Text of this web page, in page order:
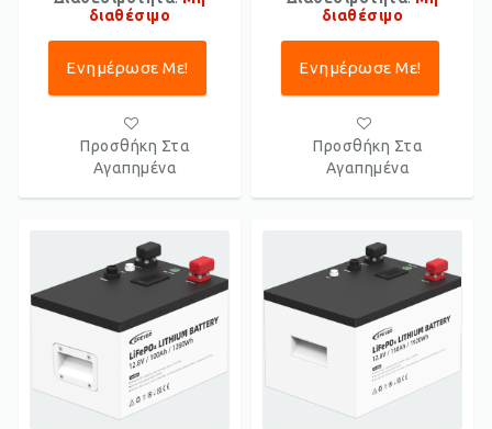
διαθέσιμο
Ενημέρωσε Με!
Προσθήκη Στα
Αγαπημένα
διαθέσιμο
Ενημέρωσε Με!
Προσθήκη Στα
Αγαπημένα